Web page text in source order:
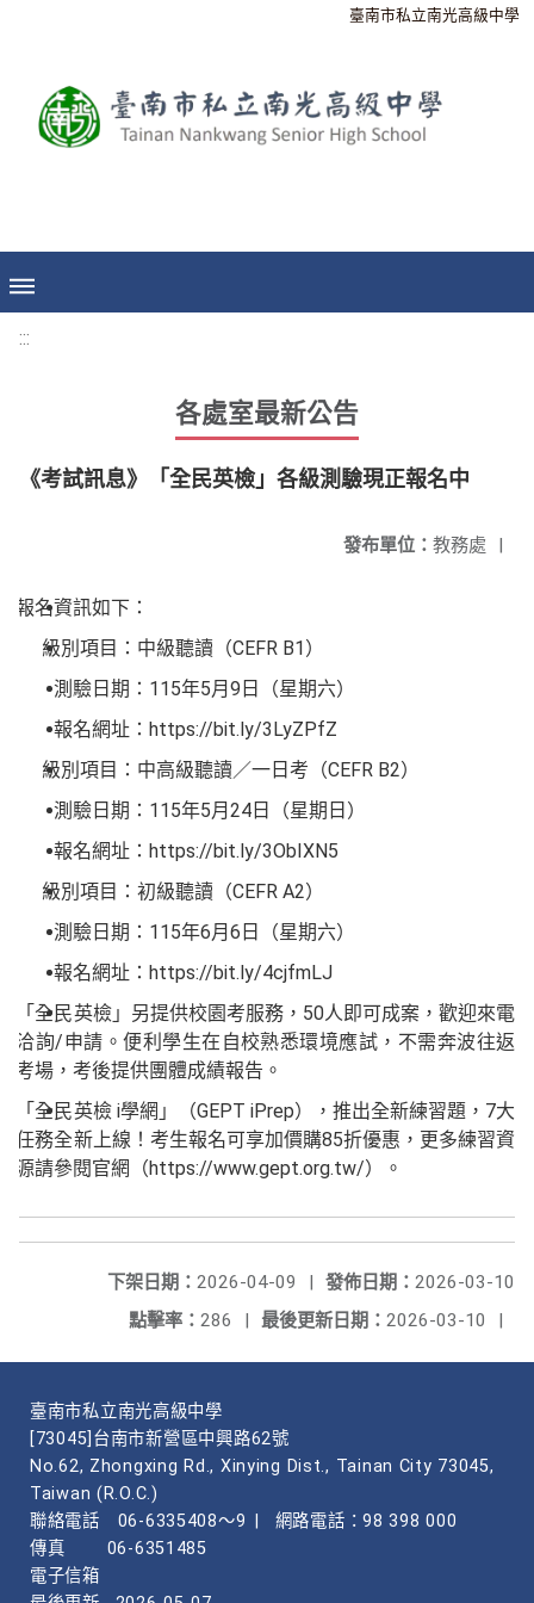
臺南市私立南光高級中學
:::
各處室最新公告
《考試訊息》「全民英檢」各級測驗現正報名中
發布單位： 教務處 |
報名資訊如下：
級別項目：中級聽讀（CEFR B1）
測驗日期：115年5月9日（星期六）
報名網址：https://bit.ly/3LyZPfZ
級別項目：中高級聽讀／一日考（CEFR B2）
測驗日期：115年5月24日（星期日）
報名網址：https://bit.ly/3ObIXN5
級別項目：初級聽讀（CEFR A2）
測驗日期：115年6月6日（星期六）
報名網址：https://bit.ly/4cjfmLJ
「全民英檢」另提供校園考服務，50人即可成案，歡迎來電
洽詢/申請。便利學生在自校熟悉環境應試，不需奔波往返
考場，考後提供團體成績報告。
「全民英檢 i學網」（GEPT iPrep），推出全新練習題，7大
任務全新上線！考生報名可享加價購85折優惠，更多練習資
源請參閱官網（https://www.gept.org.tw/）。
發佈日期： 2026-03-10
下架日期： 2026-04-09
|
最後更新日期： 2026-03-10 |
點擊率： 286 |
臺南市私立南光高級中學
[73045]台南市新營區中興路62號
No.62, Zhongxing Rd., Xinying Dist., Tainan City 73045,
Taiwan (R.O.C.)
聯絡電話
06-6335408～9
網路電話：98 398 000
傳真
06-6351485
電子信箱